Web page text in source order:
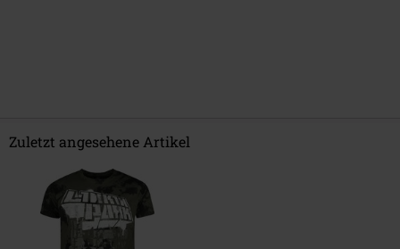
Zuletzt angesehene Artikel